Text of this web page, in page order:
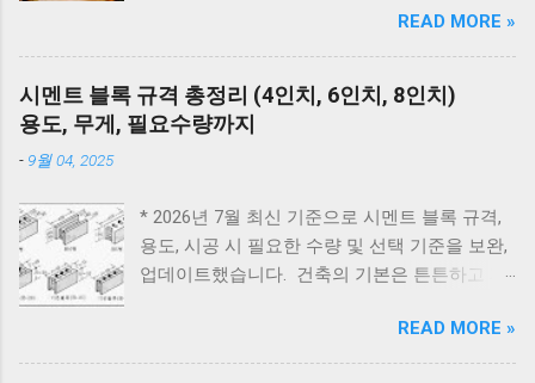
드 E2 - 가스 밸브가 잠겨있지 않나요? 가스레인
지를 켜서 가스가 공급되는지 먼저 확인하세요.
리셋의 마법 - 코드를 뽑고 5분 뒤 다시 꽂는 것
만으로도 단순 센서 오류의 70%는 해결됩니다.
방법 E1 원인 : 물 부족, 단수, 동파 확인 : 급수밸
브·단수 여부 확인 조치 : 물 보충 후 리셋 ※ 반
복되면 AS 점검 E2 원인 : 불완전 연소, 가스 공
급 이상 확인 : 가스밸브, 가스레인지 작동 여부
조치 : 가스 확인 후 리셋 E3 원인 : 과열(비등) 확
때문에 선뜻 도전하지 못하는 분들도 많습니다.
그런데 압력솥 을 사용하면 삶는 시간을 줄이면
서도 고기를 부드럽고 촉촉하게 익힐 수 있습니
다. 압력솥 수육 시간은 돼지고기 부위에 따라
달라집니다. 압력솥의 '추'가가 흔들린 뒤 삼겹살
솥을 사용하면 일반 냄비보다 조리 시간이 훨씬
짧아지면서도 촉촉한 수육과 보쌈을 만들 수 있
습니다. 하지만 부위와 두께에 따라 시간을 조금
는 시간은 물론 압력솥 보쌈 시간, 압력밥솥 수
육, 전기압력밥솥 수육 조리시간, 물의 양과 자
READ MORE »
시멘트 블록 규격 총정리 (4인치, 6인치, 8인치)
용도, 무게, 필요수량까지
- 9월 04, 2025
* 2026년 7월 최신 기준으로 시멘트 블록 규격,
용도, 시공 시 필요한 수량 및 선택 기준을 보완,
업데이트했습니다. 건축의 기본은 튼튼하고 제
사용되는 시멘트 블록과 조적 벽돌은 건축물의
구조적 안정성과 내구성을 좌우하는 중요 스펙
READ MORE »